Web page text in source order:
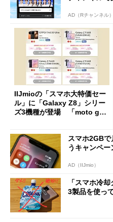
AD（Rチャンネル）
IIJmioの「スマホ大特価セー
ル」に「Galaxy Z8」シリー
ズ3機種が登場 「moto g37
スマホ2GB
うキャンペー
AD（IIJmio）
「スマホ冷
3製品を使っ